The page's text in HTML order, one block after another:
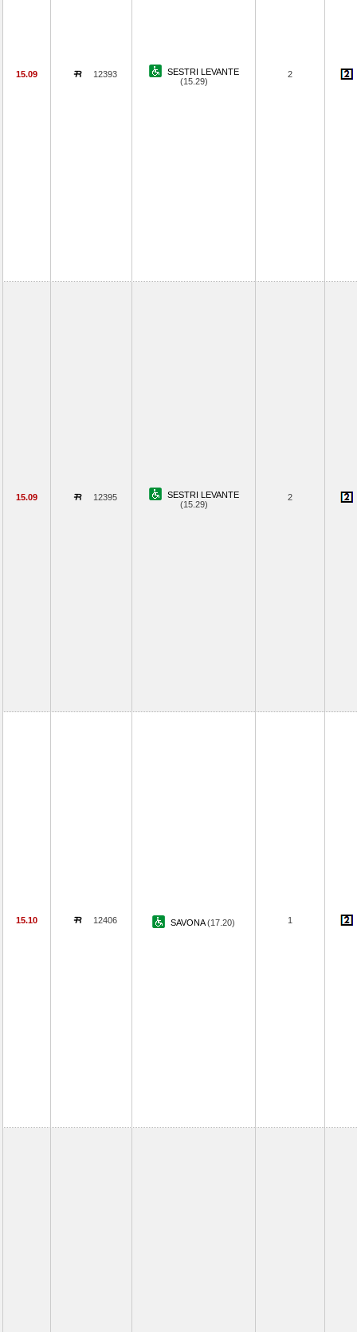
15.09 12393
SESTRI LEVANTE
(15.29)
2
15.09 12395
SESTRI LEVANTE
(15.29)
2
15.10 12406 SAVONA(17.20) 1